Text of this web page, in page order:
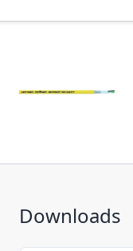
Downloads